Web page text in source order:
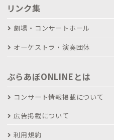
リンク集
劇場・コンサートホール
オーケストラ・演奏団体
ぶらあぼONLINEとは
コンサート情報掲載について
広告掲載について
利用規約